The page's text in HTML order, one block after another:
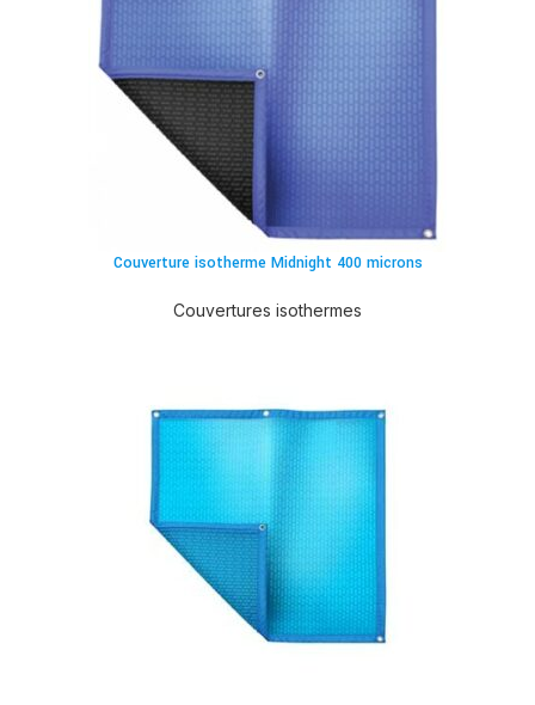
Couverture isotherme Midnight 400 microns
Couvertures isothermes